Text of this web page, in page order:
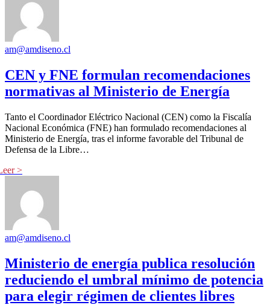
am@amdiseno.cl
CEN y FNE formulan recomendaciones
normativas al Ministerio de Energía
Tanto el Coordinador Eléctrico Nacional (CEN) como la Fiscalía
Nacional Económica (FNE) han formulado recomendaciones al
Ministerio de Energía, tras el informe favorable del Tribunal de
Defensa de la Libre…
am@amdiseno.cl
Ministerio de energía publica resolución
reduciendo el umbral mínimo de potencia
para elegir régimen de clientes libres